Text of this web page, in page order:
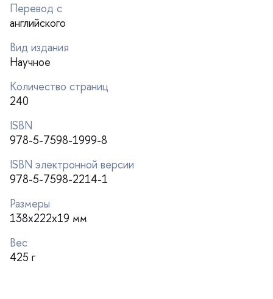
Перевод с
английского
ид издания
Научное
Количество страниц
240
ISBN
978-5-7598-1999-8
ISBN электронной версии
978-5-7598-2214-1
Размеры
138x222x19 мм
ес
425